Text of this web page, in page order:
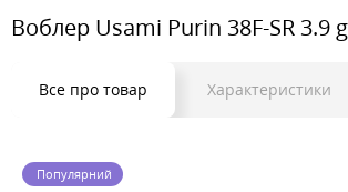
Воблер Usami Purin 38F-SR 3.9
Все про товар Характеристики
Популярний